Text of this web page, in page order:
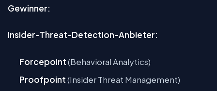
Gewinner:
Insider-Threat-Detection-Anbieter:
Forcepoint(Behavioral Analytics)
Proofpoint(Insider Threat Management)